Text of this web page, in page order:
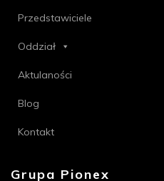
Przedstawiciele
Oddział
Aktulaności
Blog
Kontakt
Grupa Pionex